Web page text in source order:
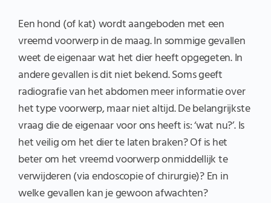
Een hond (of kat) wordt aangeboden met een
vreemd voorwerp in de maag. In sommige gevallen
weet de eigenaar wat het dier heeft opgegeten. In
andere gevallen is dit niet bekend. Soms geeft
radiografie van het abdomen meer informatie over
het type voorwerp, maar niet altijd. De belangrijkste
vraag die de eigenaar voor ons heeft is: ‘wat nu?’. Is
het veilig om het dier te laten braken? Of is het
beter om het vreemd voorwerp onmiddellijk te
verwijderen (via endoscopie of chirurgie)? En in
welke gevallen kan je gewoon afwachten?